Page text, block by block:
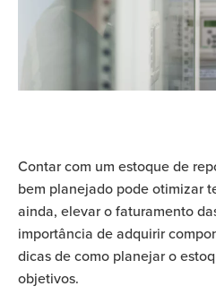
Contar com um estoque de
bem planejado pode otimizar
ainda, elevar o faturamento
importância de adquirir
dicas de como planejar o
objetivos.